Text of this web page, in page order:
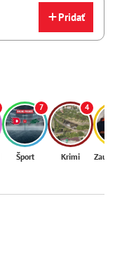
Pridať
7
Šport
4
Krimi